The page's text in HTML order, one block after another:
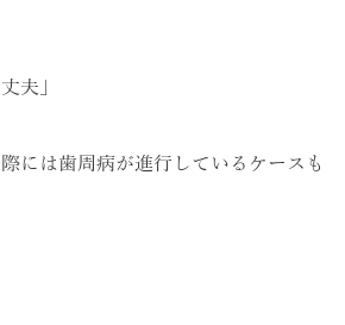
夫」
には歯周病が進行しているケースも